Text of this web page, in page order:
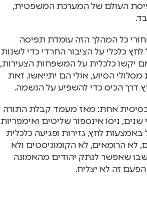
העולם של המערכת המשפטית,
כל המהלך הזה עומדת תפיסה
כלכלי על הציבור החרדי כדי לשנות
יקשו כלכלית על המשפחות הצעירות,
הסיוע, אולי הם יתייאשו. זאת
דרך הכיס כדי להשפיע על הנשמה.
אחת: מאז מעמד קבלת התורה
ניסו אינספור שליטים ואימפריות
לחץ, גזירות ופגיעה כלכלית
לא הרומאים, לא הקומוניסטים ולא
שאפשר לנתק יהודים מהאמונה
זה לא יצליח.